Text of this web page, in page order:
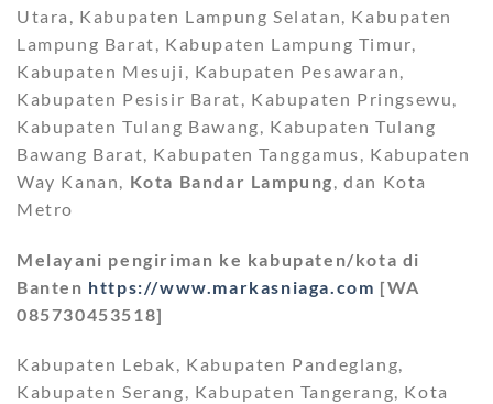
Utara, Kabupaten Lampung Selatan, Kabupaten
Lampung Barat, Kabupaten Lampung Timur,
Kabupaten Mesuji, Kabupaten Pesawaran,
Kabupaten Pesisir Barat, Kabupaten Pringsewu,
Kabupaten Tulang Bawang, Kabupaten Tulang
Bawang Barat, Kabupaten Tanggamus, Kabupaten
Way Kanan, Kota Bandar Lampung , dan Kota
Metro
Melayani pengiriman ke kabupaten/kota di
Banten https://www.markasniaga.com [WA
085730453518]
Kabupaten Lebak, Kabupaten Pandeglang,
Kabupaten Serang, Kabupaten Tangerang, Kota